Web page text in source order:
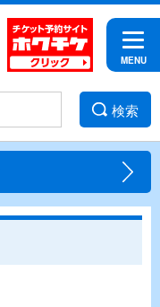
検索